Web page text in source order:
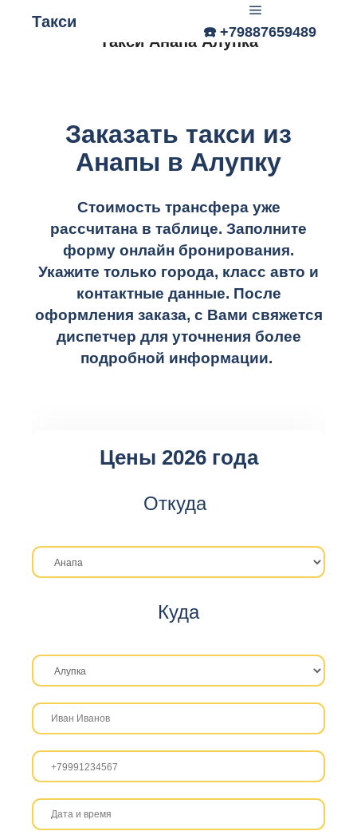
Такси
Главное меню
☎️ +79887659489
Такси Анапа Алупка
Заказать такси из
Анапы в Алупку
Стоимость трансфера уже
рассчитана в таблице. Заполните
форму онлайн бронирования.
Укажите только города, класс авто и
контактные данные. После
оформления заказа, с Вами свяжется
диспетчер для уточнения более
подробной информации.
Цены 2026 года
Откуда
Куда